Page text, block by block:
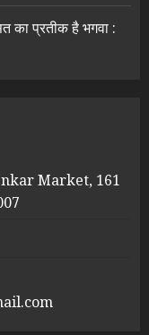
का प्रतीक है भगवा :
Market, 161